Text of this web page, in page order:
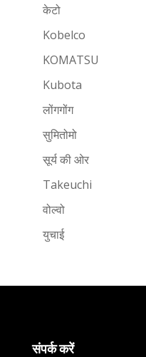
केटो
Kobelco
KOMATSU
Kubota
लोंगगोंग
सुमितोमो
सूर्य की ओर
Takeuchi
वोल्वो
युचाई
संपर्क करें